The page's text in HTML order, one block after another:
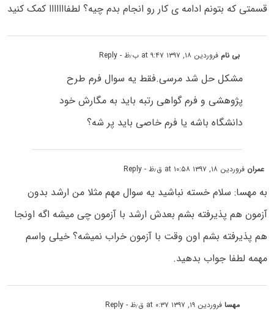
قسمتی که بتونم ادامه ی کار رو انجام بدم چیه؟ لطفااااااا کمک کنید
بی نام فروردین ۱۸, ۱۳۹۷ at ۹:۴۷ ب٫ظ - Reply
مشکل حل شد مرسی.فقط یه سوال فرم طرح
پژوهشی و فرم گواهی رتبه باید به مگارش خود
دانشگاه باشه یا فرم خاصی باید پر شه؟
عمران فروردین ۱۸, ۱۳۹۷ at ۱۰:۵۸ ق٫ظ - Reply
به مهسا: سلام خسته نباشید یه سوال مهم مثلا من ارشد بدون
آزمون هم پذیرفته بشم بعدش ارشد با آزمون چی میشه اگه اونجا
هم پذیرفته بشم اون وقت با آزمون خراب نمیشه؟ خیلی واسم
مهمه لطفا جواب بدهید.
مهسافروردین ۱۹, ۱۳۹۷ at ۰:۳۷ ق٫ظ - Reply